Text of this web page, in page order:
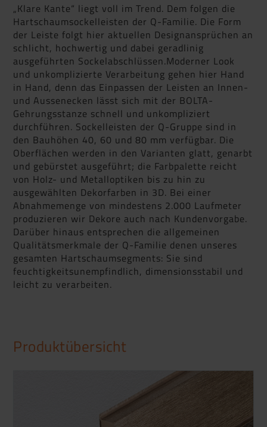
„Klare Kante“ liegt voll im Trend. Dem folgen die
Hartschaumsockelleisten der Q-Familie. Die Form
der Leiste folgt hier aktuellen Designansprüchen an
schlicht, hochwertig und dabei geradlinig
ausgeführten Sockelabschlüssen.Moderner Look
und unkomplizierte Verarbeitung gehen hier Hand
in Hand, denn das Einpassen der Leisten an Innen-
und Aussenecken lässt sich mit der BOLTA-
Gehrungsstanze schnell und unkompliziert
durchführen. Sockelleisten der Q-Gruppe sind in
den Bauhöhen 40, 60 und 80 mm verfügbar. Die
Oberflächen werden in den Varianten glatt, genarbt
und gebürstet ausgeführt; die Farbpalette reicht
von Holz- und Metalloptiken bis zu hin zu
ausgewählten Dekorfarben in 3D. Bei einer
Abnahmemenge von mindestens 2.000 Laufmeter
produzieren wir Dekore auch nach Kundenvorgabe.
Darüber hinaus entsprechen die allgemeinen
Qualitätsmerkmale der Q-Familie denen unseres
gesamten Hartschaumsegments: Sie sind
feuchtigkeitsunempfindlich, dimensionsstabil und
leicht zu verarbeiten.
Produktübersicht